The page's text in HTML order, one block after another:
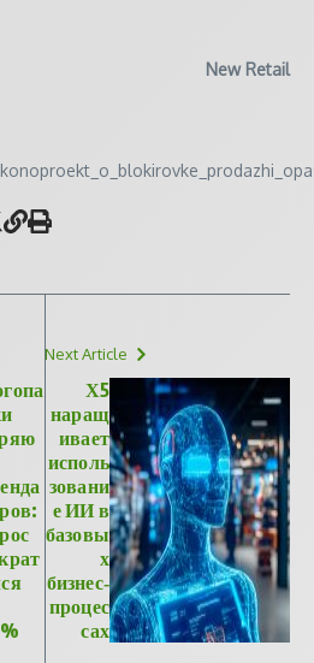
New Retail
Next Article
Х5
наращ
ивает
исполь
зовани
е ИИ в
базовы
х
бизнес‑
процес
сах